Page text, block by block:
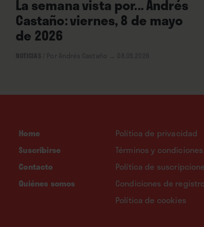
La semana vista por... Andrés
Castaño: viernes, 8 de mayo
de 2026
Home
Suscribirse
Contacto
Quiénes somos
Política de privacidad
Términos y condiciones
Política de
Condiciones de
Política de cookies